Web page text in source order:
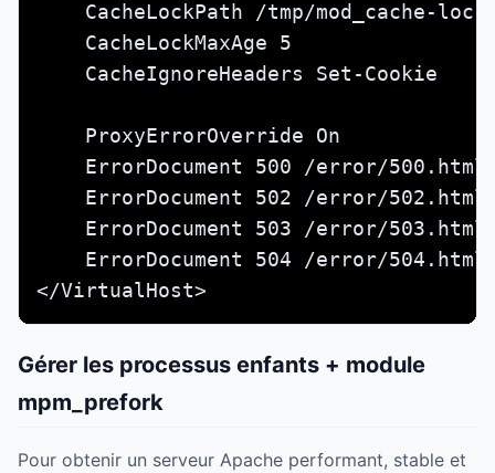
    CacheLockPath /tmp/mod_cache-lock
    CacheLockMaxAge 5
    CacheIgnoreHeaders Set-Cookie
    ProxyErrorOverride On
    ErrorDocument 500 /error/500.html
    ErrorDocument 502 /error/502.html
    ErrorDocument 503 /error/503.html
    ErrorDocument 504 /error/504.html
</VirtualHost>
Gérer les processus enfants + module
mpm_prefork
Pour obtenir un serveur Apache performant, stable et